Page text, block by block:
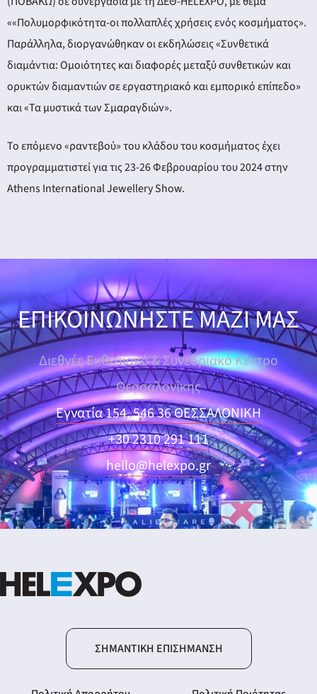
««Πολυμορφικότητα-οι πολλαπλές χρήσεις ενός κοσμήματος».
Παράλληλα, διοργανώθηκαν οι εκδηλώσεις «Συνθετικά
διαμάντια: Ομοιότητες και διαφορές μεταξύ συνθετικών και
ορυκτών διαμαντιών σε εργαστηριακό και εμπορικό επίπεδο»
και «Τα μυστικά των Σμαραγδιών».
Το επόμενο «ραντεβού» του κλάδου του κοσμήματος έχει
προγραμματιστεί για τις 23-26 Φεβρουαρίου του 2024 στην
Athens International Jewellery Show.
ΕΠΙΚΟΙΝΩΝΗΣΤΕ ΜΑΖΙ ΜΑΣ
Διεθνές Εκθεσιακό & Συνεδριακό Κέντρο
Θεσσαλονίκης
Εγνατία 154, 546 36 ΘΕΣΣΑΛΟΝΙΚΗ
+30 2310 291 111
hello@helexpo.gr
ΣΗΜΑΝΤΙΚΉ ΕΠΙΣΉΜΑΝΣΗ